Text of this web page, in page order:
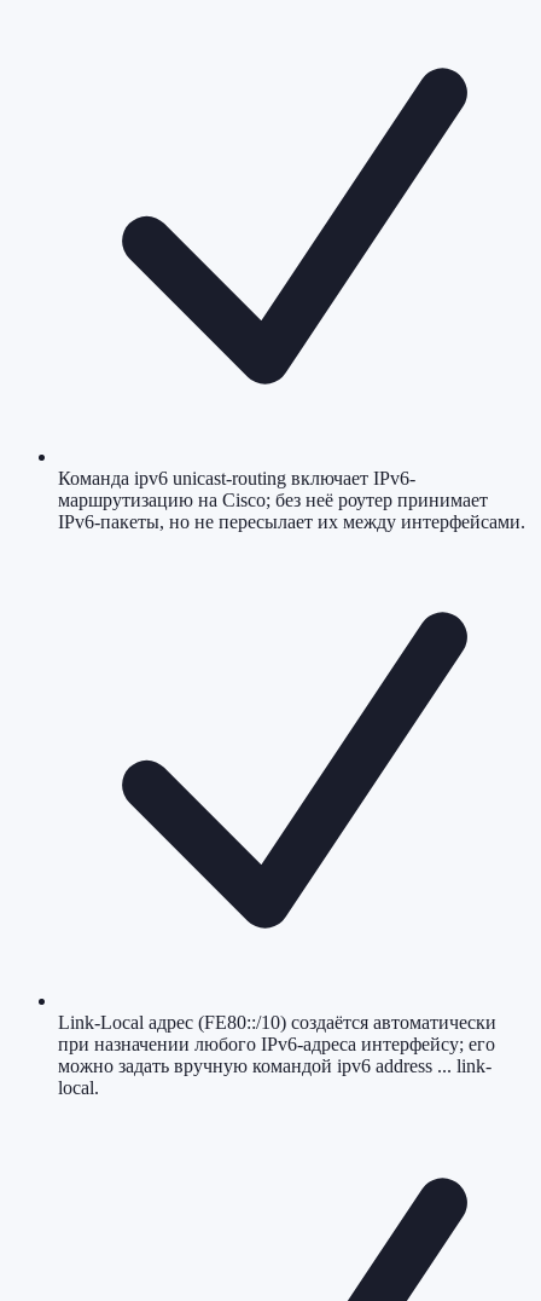
Команда ipv6 unicast-routing включает IPv6-
маршрутизацию на Cisco; без неё роутер принимает
IPv6-пакеты, но не пересылает их между интерфейсами.
Link-Local адрес (FE80::/10) создаётся автоматически
при назначении любого IPv6-адреса интерфейсу; его
можно задать вручную командой ipv6 address ... link-
local.